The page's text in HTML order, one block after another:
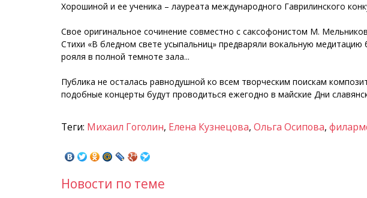
Хорошиной и ее ученика – лауреата международного Гаврилинского
Свое оригинальное сочинение совместно с саксофонистом М.
Стихи «В бледном свете усыпальниц» предваряли вокальную
рояля в полной темноте зала...
Публика не осталась равнодушной ко всем творческим поискам
подобные концерты будут проводиться ежегодно в майские Дни
Теги: Михаил Гоголин, Елена Кузнецова, Ольга Осипова,
Новости по теме